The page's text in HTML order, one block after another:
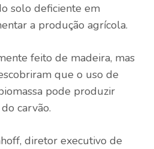
solo deficiente em
a produção agrícola.
feito de madeira, mas
que o uso de
pode produzir
carvão.
diretor executivo de